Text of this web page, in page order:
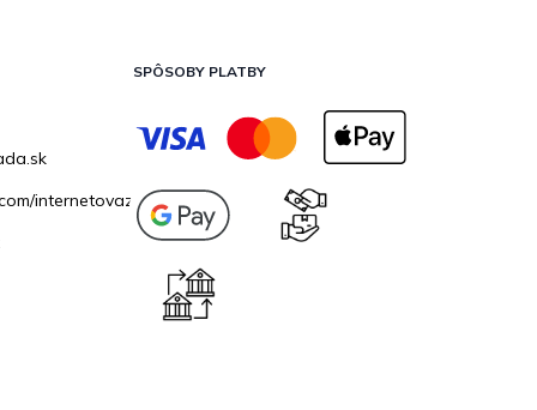
internetovazahrada.sk/
SPÔSOBY PLATBY